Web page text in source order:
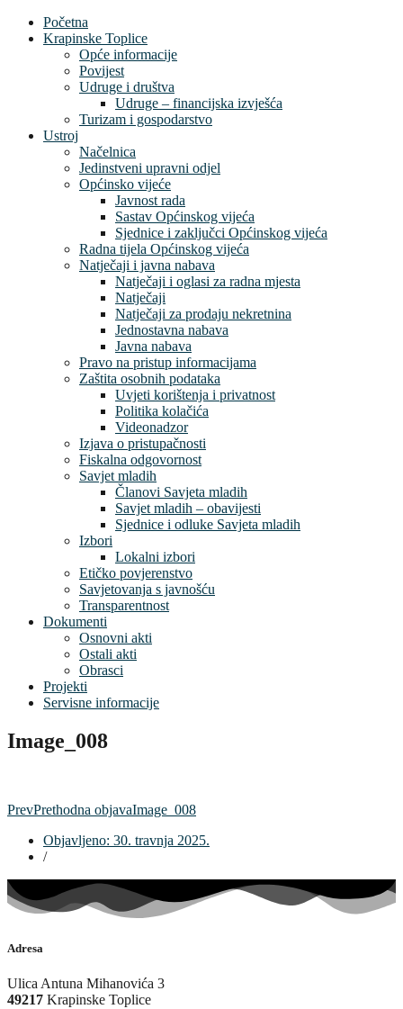
Početna
Krapinske Toplice
Opće informacije
Povijest
Udruge i društva
Udruge – financijska izvješća
Turizam i gospodarstvo
Ustroj
Načelnica
Jedinstveni upravni odjel
Općinsko vijeće
Javnost rada
Sastav Općinskog vijeća
Sjednice i zaključci Općinskog vijeća
Radna tijela Općinskog vijeća
Natječaji i javna nabava
Natječaji i oglasi za radna mjesta
Natječaji
Natječaji za prodaju nekretnina
Jednostavna nabava
Javna nabava
Pravo na pristup informacijama
Zaštita osobnih podataka
Uvjeti korištenja i privatnost
Politika kolačića
Videonadzor
Izjava o pristupačnosti
Fiskalna odgovornost
Savjet mladih
Članovi Savjeta mladih
Savjet mladih – obavijesti
Sjednice i odluke Savjeta mladih
Izbori
Lokalni izbori
Etičko povjerenstvo
Savjetovanja s javnošću
Transparentnost
Dokumenti
Osnovni akti
Ostali akti
Obrasci
Projekti
Servisne informacije
Image_008
PrevPrethodna objavaImage_008
Objavljeno: 30. travnja 2025.
/
Adresa
Ulica Antuna Mihanovića 3
49217 Krapinske Toplice